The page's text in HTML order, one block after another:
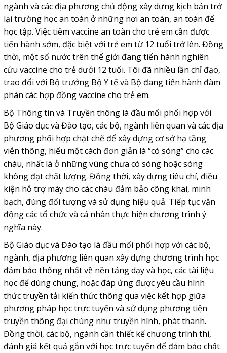
ngành và các địa phương chủ động xây dựng kịch bản trở
lại trường học an toàn ở những nơi an toàn, an toàn để
học tập. Việc tiêm vaccine an toàn cho trẻ em cần được
tiến hành sớm, đặc biệt với trẻ em từ 12 tuổi trở lên. Đồng
thời, một số nước trên thế giới đang tiến hành nghiên
cứu vaccine cho trẻ dưới 12 tuổi. Tôi đã nhiều lần chỉ đạo,
trao đổi với Bộ trưởng Bộ Y tế và Bộ đang tiến hành đàm
phán các hợp đồng vaccine cho trẻ em.
Bộ Thông tin và Truyền thông là đầu mối phối hợp với
Bộ Giáo dục và Đào tạo, các bộ, ngành liên quan và các địa
phương phối hợp chặt chẽ để xây dựng cơ sở hạ tầng
viễn thông, hiểu một cách đơn giản là “có sóng” cho các
cháu, nhất là ở những vùng chưa có sóng hoặc sóng
không đạt chất lượng. Đồng thời, xây dựng tiêu chí, điều
kiện hỗ trợ máy cho các cháu đảm bảo công khai, minh
bạch, đúng đối tượng và sử dụng hiệu quả. Tiếp tục vận
động các tổ chức và cá nhân thực hiện chương trình ý
nghĩa này.
Bộ Giáo dục và Đào tạo là đầu mối phối hợp với các bộ,
ngành, địa phương liên quan xây dựng chương trình học
đảm bảo thống nhất về nền tảng dạy và học, các tài liệu
học để dùng chung, hoặc đáp ứng được yêu cầu hình
thức truyền tải kiến thức thông qua việc kết hợp giữa
phương pháp học trực tuyến và sử dụng phương tiện
truyền thông đại chúng như truyền hình, phát thanh.
Đồng thời, các bộ, ngành cần thiết kế chương trình thi,
đánh giá kết quả gắn với học trực tuyến để đảm bảo chất